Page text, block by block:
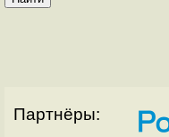
Партнёры: